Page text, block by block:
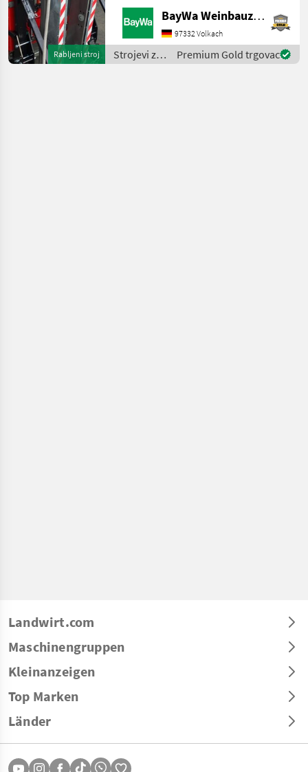
Rabljeni stroj
BayWa Weinbauzentrum Volkach
97332 Volkach
Strojevi za
vinogradarstvo
Premium Gold trgovac
Landwirt.com
Maschinengruppen
Kleinanzeigen
Top Marken
Länder